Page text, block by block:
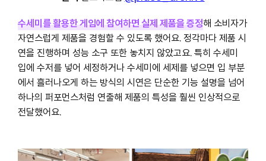
수세미를 활용한 게임에 참여하면 실제 제품을 증정해 소비자가
자연스럽게 제품을 경험할 수 있도록 했어요. 정각마다 제품 시
연을 진행하며 성능 소구 또한 놓치지 않았고요. 특히 수세미
입에 수저를 넣어 세정하거나 수세미에 세제를 넣으면 입 부분
에서 흘러나오게 하는 방식의 시연은 단순한 기능 설명을 넘어
하나의 퍼포먼스처럼 연출해 제품의 특성을 훨씬 인상적으로
전달했어요.